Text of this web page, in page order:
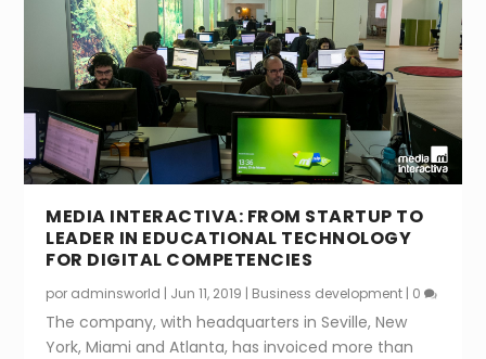
MEDIA INTERACTIVA: FROM STARTUP TO
LEADER IN EDUCATIONAL TECHNOLOGY
FOR DIGITAL COMPETENCIES
por adminsworld | Jun 11, 2019 | Business development | 0
The company, with headquarters in Seville, New
York, Miami and Atlanta, has invoiced more than